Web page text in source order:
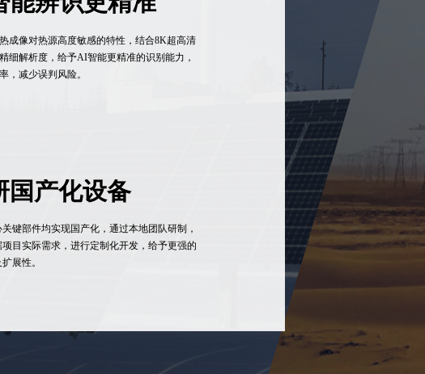
成像对热源高度敏感的特性，结合8K超高清
细解析度，给予AI智能更精准的识别能力，
，减少误判风险。
国产化设备
键部件均实现国产化，通过本地团队研制，
目实际需求，进行定制化开发，给予更强的
展性。